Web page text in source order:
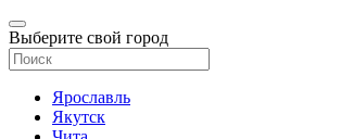
Выберите свой город
Ярославль
Якутск